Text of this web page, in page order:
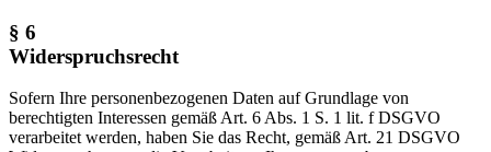
§ 6
Widerspruchsrecht
Sofern Ihre personenbezogenen Daten auf Grundlage von
berechtigten Interessen gemäß Art. 6 Abs. 1 S. 1 lit. f DSGVO
verarbeitet werden, haben Sie das Recht, gemäß Art. 21 DSGVO